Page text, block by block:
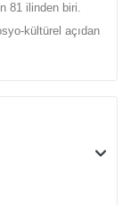
81 ilinden biri.
kültürel açıdan